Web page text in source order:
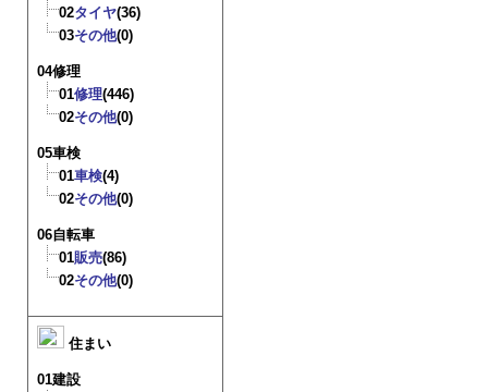
02タイヤ(36)
03その他(0)
04修理
01修理(446)
02その他(0)
05車検
01車検(4)
02その他(0)
06自転車
01販売(86)
02その他(0)
住まい
01建設